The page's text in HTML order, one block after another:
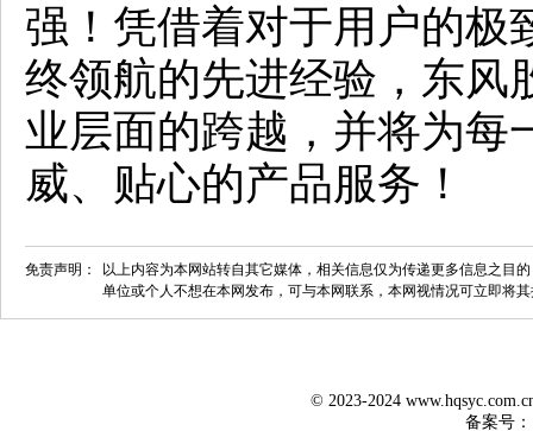
强！凭借着对于用户的极
终领航的先进经验，东风
业层面的跨越，并将为每
威、贴心的产品服务！
免责声明：
以上内容为本网站转自其它媒体，相关信息仅为传递更多信息之目
单位或个人不想在本网发布，可与本网联系，本网视情况可立即将
© 2023-2024
备案号：